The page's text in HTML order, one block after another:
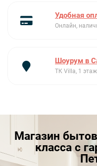
Удобная
Онлайн,
Шоурум в
ТК Villa, 1
Магазин
класса с